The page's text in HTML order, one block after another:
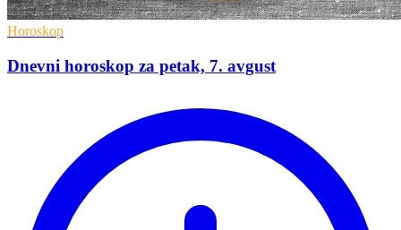
Horoskop
Dnevni horoskop za petak, 7. avgust